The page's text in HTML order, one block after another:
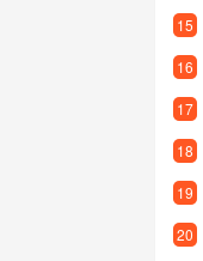
15
16
17
18
19
20